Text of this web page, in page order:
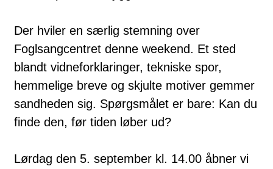
Der hviler en særlig stemning over
Foglsangcentret denne weekend. Et sted
blandt vidneforklaringer, tekniske spor,
hemmelige breve og skjulte motiver gemmer
sandheden sig. Spørgsmålet er bare: Kan du
finde den, før tiden løber ud?
Lørdag den 5. september kl. 14.00 åbner vi